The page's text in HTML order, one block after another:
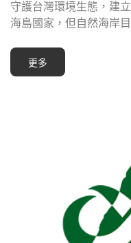
守護台灣環境生態，建
海島國家，但自然海岸
更多